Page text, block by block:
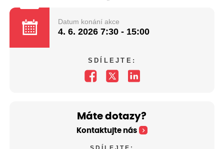
Datum konání akce
4. 6. 2026 7:30 - 15:00
SDÍLEJTE:
Máte dotazy?
Kontaktujte nás